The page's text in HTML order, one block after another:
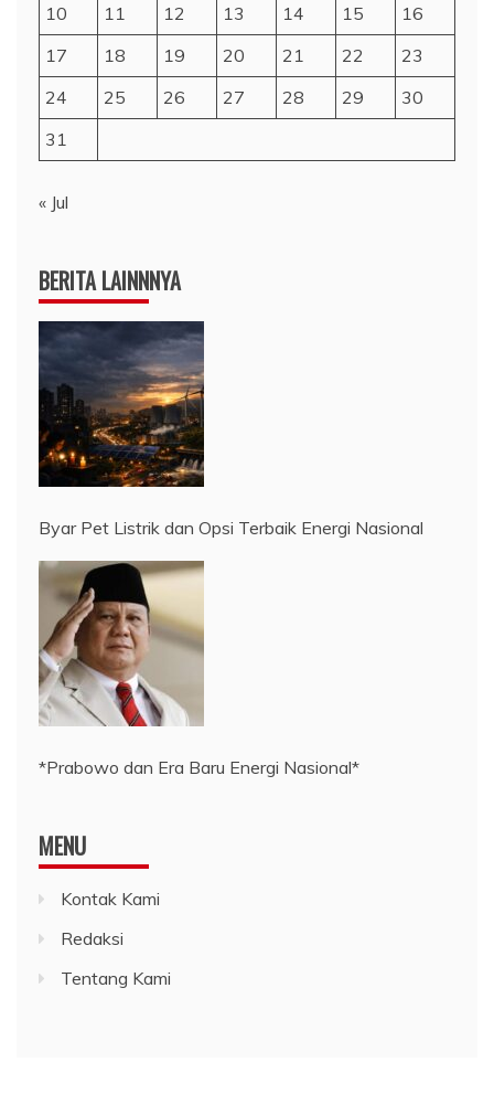
10
11 12 13 14 15
16
17
18 19 20 21 22
23
24
25 26 27 28 29
30
31
« Jul
BERITA LAINNNYA
Byar Pet Listrik dan Opsi Terbaik Energi Nasional
*Prabowo dan Era Baru Energi Nasional*
MENU
Kontak Kami
Redaksi
Tentang Kami